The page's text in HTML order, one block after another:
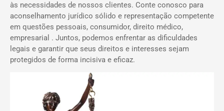
às necessidades de nossos clientes. Conte conosco para
aconselhamento jurídico sólido e representação competente
em questões pessoais, consumidor, direito médico,
empresarial . Juntos, podemos enfrentar as dificuldades
legais e garantir que seus direitos e interesses sejam
protegidos de forma incisiva e eficaz.